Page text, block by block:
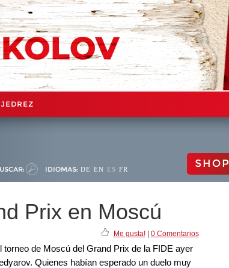
IDIOMAS: DE EN ES FR SHOP
Prix en Moscú
Me gusta!| 0 Comentarios
de Moscú del Grand Prix de la FIDE ayer
Quienes habían esperado un duelo muy